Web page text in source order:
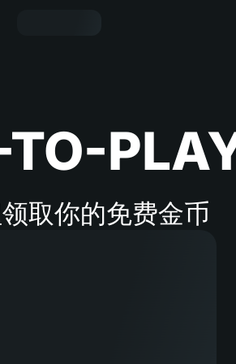
TO-
取你的免费金币